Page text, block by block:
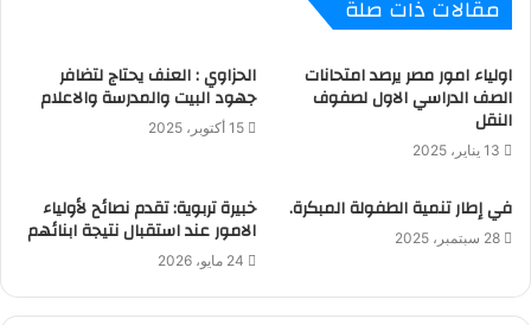
مقالات ذات صلة
اولياء امور مصر يرصد امتحانات
الصف الدراسي الاول لصفوف
النقل
13 يناير، 2025
الحزاوي : العنف يحتاج لتضافر
جهود البيت والمدرسة والاعلام
15 أكتوبر، 2025
في إطار تنمية الطفولة المبكرة.
28 سبتمبر، 2025
خبيرة تربوية: تقدم نصائح لأولياء
الامور عند استقبال نتيجة ابنائهم
24 مايو، 2026